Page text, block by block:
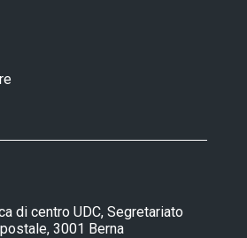
di centro UDC, Segretariato
3001 Berna